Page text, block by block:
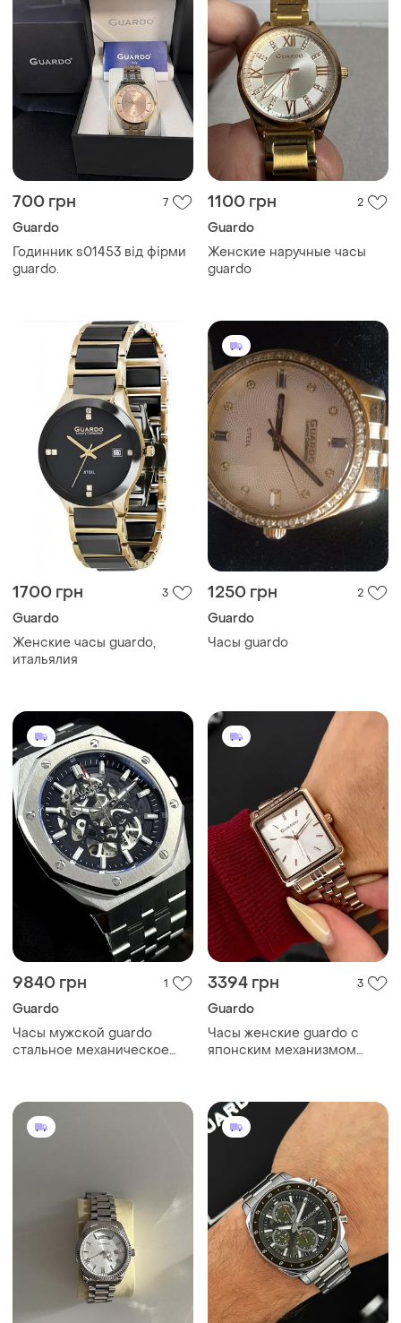
700 грн 7
Guardo
Годинник s01453 від фірми
guardo.
1100 грн 2
Guardo
Женские наручные часы
guardo
1700 грн 3
Guardo
Женские часы guardo,
итальялия
1250 грн 2
Guardo
Часы guardo
9840 грн 1
Guardo
Часы мужской guardo
стальное механическое
3394 грн 3
Guardo
Часы женские guardo с
японским механизмом